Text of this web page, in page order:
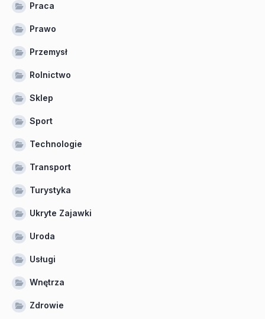
Praca
Prawo
Przemysł
Rolnictwo
Sklep
Sport
Technologie
Transport
Turystyka
Ukryte Zajawki
Uroda
Usługi
Wnętrza
Zdrowie